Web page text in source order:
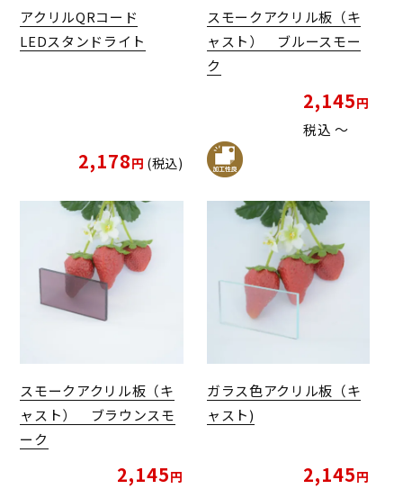
アクリルQRコード
LEDスタンドライト
2,178 税込
スモークアクリル板（キ
ャスト） ブルースモー
ク
2,145
税込 〜
スモークアクリル板（キ
ャスト） ブラウンスモ
ーク
2,145
ガラス色アクリル板（キ
ャスト)
2,145